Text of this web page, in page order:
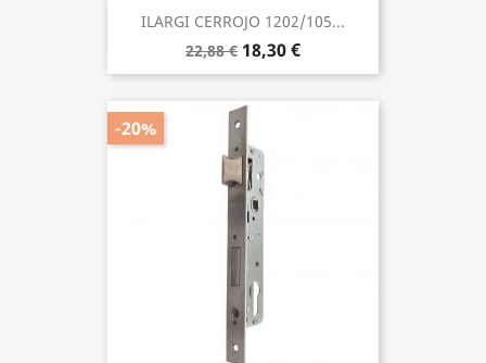
ILARGI CERROJO 1202/105...
22,88 € 18,30 €
-20%